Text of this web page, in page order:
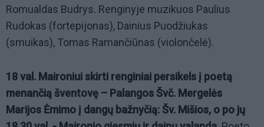
Romualdas Budrys. Renginyje muzikuos Paulius
Rudokas (fortepijonas), Dainius Puodžiukas
(smuikas), Tomas Ramančiūnas (violončelė).
18 val. Maironiui skirti renginiai persikels į poetą
menančią šventovę – Palangos Švč. Mergelės
Marijos Ėmimo į dangų bažnyčią: Šv. Mišios, o po jų